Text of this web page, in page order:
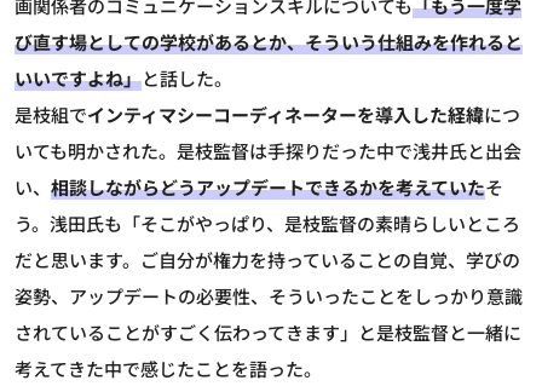
画関係者のコミュニケーションスキルについても「もう一度学
び直す場としての学校があるとか、そういう仕組みを作れると
いいですよね」と話した。
是枝組でインティマシーコーディネーターを導入した経緯につ
いても明かされた。是枝監督は手探りだった中で浅井氏と出会
い、 相談しながらどうアップデートできるかを考えていたそ
う。浅田氏も「そこがやっぱり、是枝監督の素晴らしいところ
だと思います。ご自分が権力を持っていることの自覚、学びの
姿勢、アップデートの必要性、そういったことをしっかり意識
されていることがすごく伝わってきます」と是枝監督と一緒に
考えてきた中で感じたことを語った。